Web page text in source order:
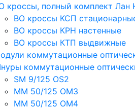
кроссы, полный комплект Лан
ВО кроссы КСП
ВО кроссы КРН настенные
ВО кроссы КТП выдвижные
коммутационные
коммутационные
SM 9/125 OS2
MM 50/125 OM3
MM 50/125 OM4